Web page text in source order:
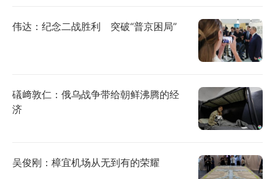
伟达：纪念二战胜利 突破“普京困局”
礒﨑敦仁：俄乌战争带给朝鲜沸腾的经
济
吴俊刚：樟宜机场从无到有的荣耀